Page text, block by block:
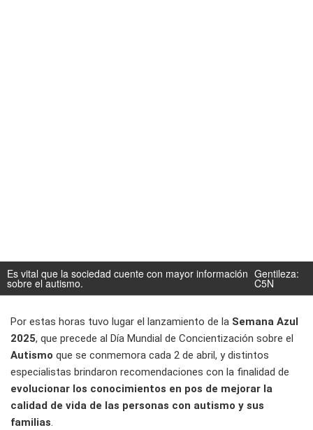
Es vital que la sociedad cuente con mayor información
sobre el autismo.
Gentileza:
C5N
Por estas horas tuvo lugar el lanzamiento de la Semana Azul
2025, que precede al Día Mundial de Concientización sobre el
Autismo que se conmemora cada 2 de abril, y distintos
especialistas brindaron recomendaciones con la finalidad de
evolucionar los conocimientos en pos de mejorar la
calidad de vida de las personas con autismo y sus
familias.